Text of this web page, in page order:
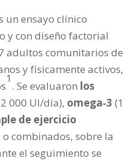
un ensayo clínico
y con diseño factorial
adultos comunitarios de
y físicamente activos,
1
. Se evaluaron los
000 UI/día), omega‑3 (1
de ejercicio
o combinados, sobre la
el seguimiento se